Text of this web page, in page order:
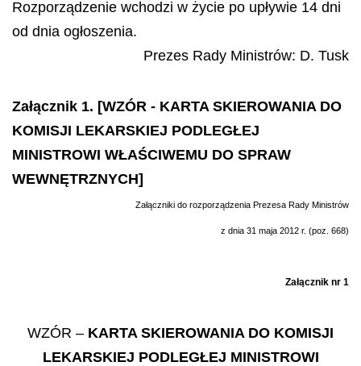
Rozporządzenie wchodzi w życie po upływie 14 dni
od dnia ogłoszenia.
Prezes Rady Ministrów: D. Tusk
Załącznik 1. [WZÓR - KARTA SKIEROWANIA DO
KOMISJI LEKARSKIEJ PODLEGŁEJ
MINISTROWI WŁAŚCIWEMU DO SPRAW
WEWNĘTRZNYCH]
Załączniki do rozporządzenia Prezesa Rady Ministrów
z dnia 31 maja 2012 r. (poz. 668)
Załącznik nr 1
WZÓR – KARTA SKIEROWANIA DO KOMISJI
LEKARSKIEJ PODLEGŁEJ MINISTROWI